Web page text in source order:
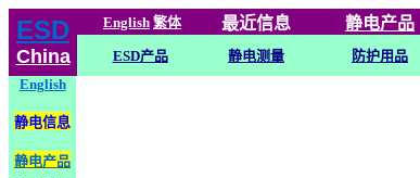
ESD
China
English 繁体 最近信息 静电产品
ESD产品 静电测量 防护用品
English
静电信息
静电产品